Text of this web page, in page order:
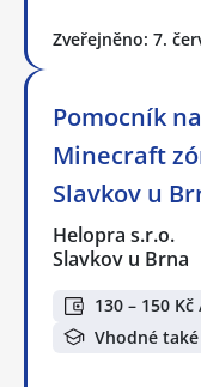
Zveřejněno: 7.
Pomocník
Minecraft
Slavkov u
Helopra s.r.o.
Slavkov u Brna
130 – 150
Vhodné